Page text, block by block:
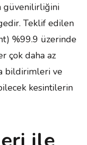
güvenilirliğini
Teklif edilen
%99.9 üzerinde
çok daha az
bildirimleri ve
kesintilerin